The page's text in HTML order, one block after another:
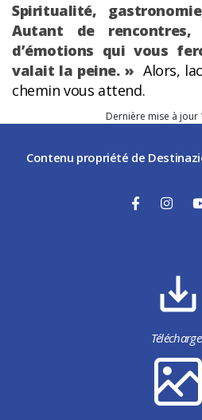
Spiritualité,
Autant de
d’émotions qui vous
valait la peine. » Alors,
chemin vous attend.
Dernière mise à jour
Contenu propriété de